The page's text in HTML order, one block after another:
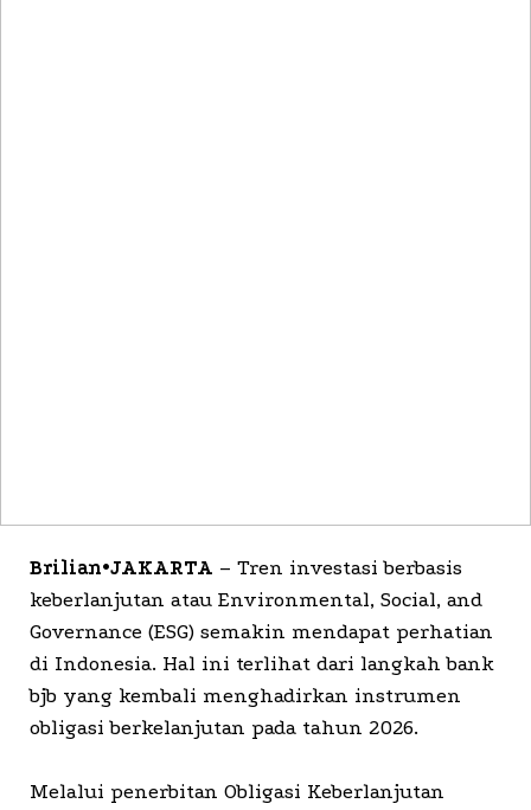
Brilian•JAKARTA – Tren investasi berbasis
keberlanjutan atau Environmental, Social, and
Governance (ESG) semakin mendapat perhatian
di Indonesia. Hal ini terlihat dari langkah bank
bjb yang kembali menghadirkan instrumen
obligasi berkelanjutan pada tahun 2026.
Melalui penerbitan Obligasi Keberlanjutan